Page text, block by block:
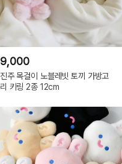
9,000
진주 목걸이 노블레빗 토끼 가방고
리 키링 2종 12cm